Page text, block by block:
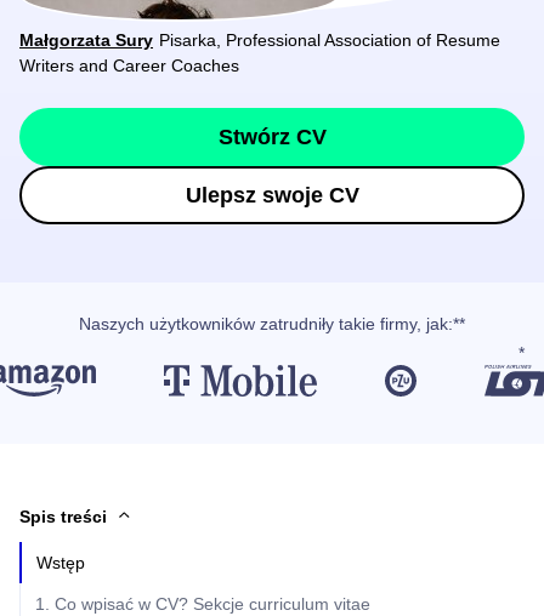
Małgorzata Sury Pisarka, Professional Association of Resume
Writers and Career Coaches
Stwórz CV
Ulepsz swoje CV
Naszych użytkowników zatrudniły takie firmy, jak:**
Spis treści
Wstęp
1. Co wpisać w CV? Sekcje curriculum vitae